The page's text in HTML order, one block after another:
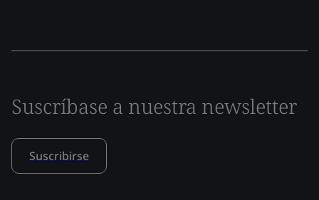
Suscríbase a nuestra newsletter
Suscribirse